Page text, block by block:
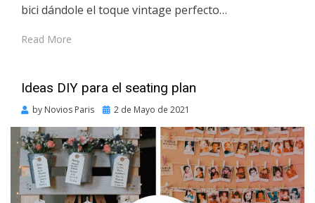
bici dándole el toque vintage perfecto…
Read More
Ideas DIY para el seating plan
by Novios Paris
Posted
2 de Mayo de 2021